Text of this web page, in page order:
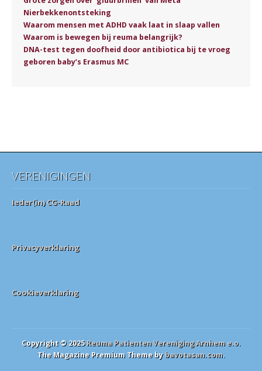
Nierbekkenontsteking
Waarom mensen met ADHD vaak laat in slaap vallen
Waarom is bewegen bij reuma belangrijk?
DNA-test tegen doofheid door antibiotica bij te vroeg
geboren baby’s Erasmus MC
VERENIGINGEN
Ieder(in) CG-Raad
Privacyverklaring
Cookieverklaring
Copyright © 2025Reuma Patienten Vereniging Arnhem e.o.
The Magazine Premium Theme bybavotasan.com.